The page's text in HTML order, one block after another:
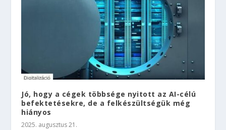
Jó, hogy a cégek többsége nyitott az AI-célú
befektetésekre, de a felkészültségük még
hiányos
2025. augusztus 21.